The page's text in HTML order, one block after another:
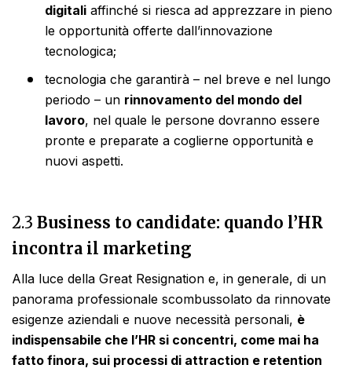
digitali affinché si riesca ad apprezzare in pieno
le opportunità offerte dall’innovazione
tecnologica;
tecnologia che garantirà – nel breve e nel lungo
periodo – un rinnovamento del mondo del
lavoro, nel quale le persone dovranno essere
pronte e preparate a coglierne opportunità e
nuovi aspetti.
2.3 Business to candidate: quando l’HR
incontra il marketing
Alla luce della Great Resignation e, in generale, di un
panorama professionale scombussolato da rinnovate
esigenze aziendali e nuove necessità personali, è
indispensabile che l’HR si concentri, come mai ha
fatto finora, sui processi di attraction e retention